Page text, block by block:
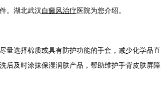
。湖北武汉 白癜风治疗 医院为您介绍。
选择棉质或具有防护功能的手套，减少化学品直
后及时涂抹保湿润肤产品，帮助维护手背皮肤屏障